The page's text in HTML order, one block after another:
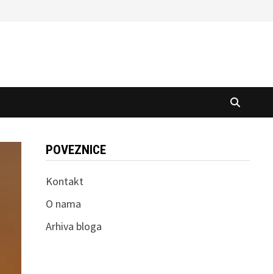
POVEZNICE
Kontakt
O nama
Arhiva bloga